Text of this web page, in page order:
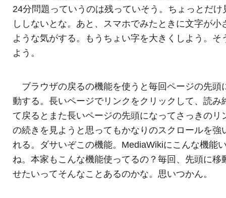
24分問題っていうのは残っていそう。ちょっとだけ
ししないとな。あと、スマホでみたときに文字が小
ような気がする。もうちょい字を大きくしよう。そ
よう。
ブラウザの戻るの機能を使うと毎回ページの先頭
動する。長いページでリンクをクリックして、読み
て戻るとまた長いページの先頭になってさっきのリ
の続きを見ようと思ってもかなりのスクロールを強
れる。ダサいぞこの機能。MediaWikiにこんな機能
ね。本家もこんな機能使ってるの？毎回、先頭に移
せたいってそんなことあるのかな。思いつかん。